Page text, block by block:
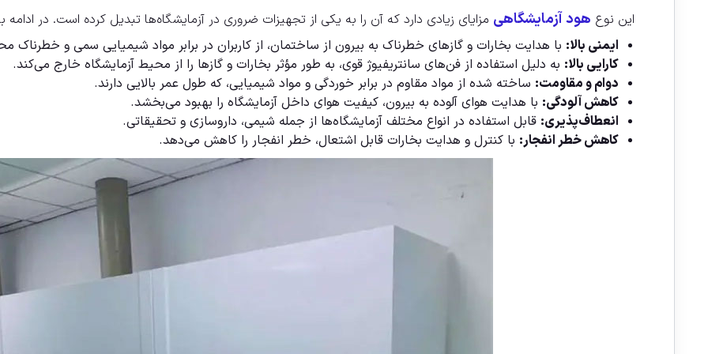
این نوع هود آزمایشگاهی مزایای زیادی دارد که آن را به یکی از تجهیزات ضروری در آزمایشگاه‌ها تبدیل کرده است. در ادامه
ایمنی بالا: با هدایت بخارات و گازهای خطرناک به بیرون از ساختمان، از کاربران در برابر مواد شیمیایی سمی و
کارایی بالا: به دلیل استفاده از فن‌های سانتریفیوژ قوی، به طور مؤثر بخارات و گازها را از محیط آزمایشگاه خارج می‌کند.
دوام و مقاومت: ساخته شده از مواد مقاوم در برابر خوردگی و مواد شیمیایی، که طول عمر بالایی دارند.
کاهش آلودگی: با هدایت هوای آلوده به بیرون، کیفیت هوای داخل آزمایشگاه را بهبود می‌بخشد.
انعطاف‌پذیری: قابل استفاده در انواع مختلف آزمایشگاه‌ها از جمله شیمی، داروسازی و تحقیقاتی.
کاهش خطر انفجار: با کنترل و هدایت بخارات قابل اشتعال، خطر انفجار را کاهش می‌دهد.